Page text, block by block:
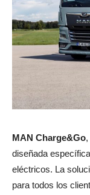
MAN Charge&Go
diseñada
eléctricos. La
para todos los